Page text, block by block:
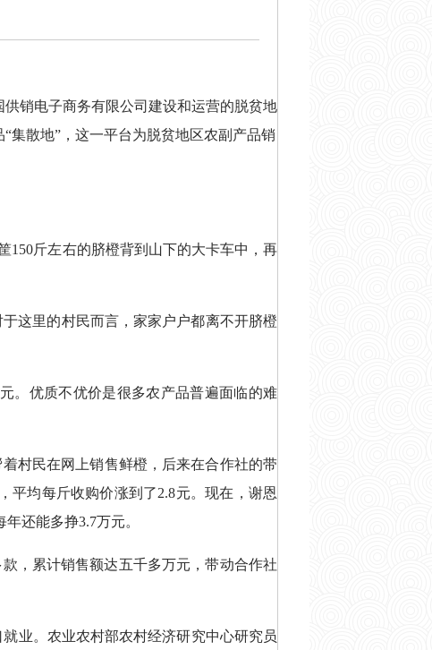
销电子商务有限公司建设和运营的脱贫地
集散地”，这一平台为脱贫地区农副产品销
150斤左右的脐橙背到山下的大卡车中，再
这里的村民而言，家家户户都离不开脐橙
。优质不优价是很多农产品普遍面临的难
村民在网上销售鲜橙，后来在合作社的带
平均每斤收购价涨到了2.8元。现在，谢恩
还能多挣3.7万元。
，累计销售额达五千多万元，带动合作社
业。农业农村部农村经济研究中心研究员